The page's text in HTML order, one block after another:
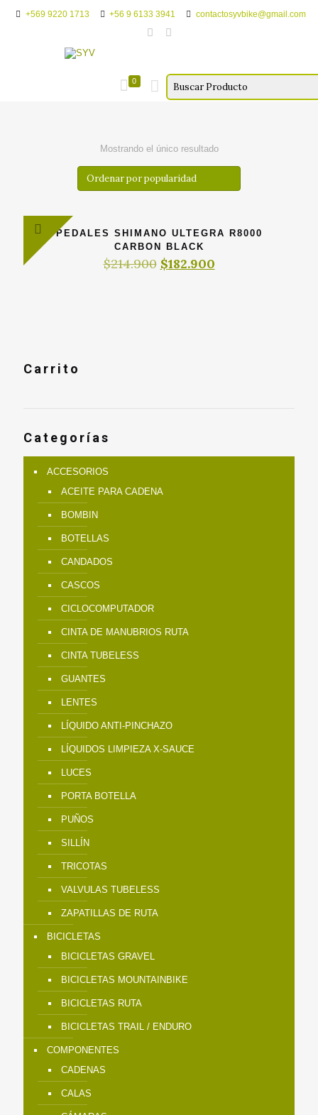
+569 9220 1713 +56 9 6133 3941 contactosyvbike@gmail.com
0
Mostrando el único resultado
PEDALES SHIMANO ULTEGRA R8000
CARBON BLACK
$214.900 El
$182.900El
Carrito
Categorías
ACCESORIOS
ACEITE PARA CADENA
BOMBIN
BOTELLAS
CANDADOS
CASCOS
CICLOCOMPUTADOR
CINTA DE MANUBRIOS RUTA
CINTA TUBELESS
GUANTES
LENTES
LÍQUIDO ANTI-PINCHAZO
LÍQUIDOS LIMPIEZA X-SAUCE
LUCES
PORTA BOTELLA
PUÑOS
SILLÍN
TRICOTAS
VALVULAS TUBELESS
ZAPATILLAS DE RUTA
BICICLETAS
BICICLETAS GRAVEL
BICICLETAS MOUNTAINBIKE
BICICLETAS RUTA
BICICLETAS TRAIL / ENDURO
COMPONENTES
CADENAS
CALAS